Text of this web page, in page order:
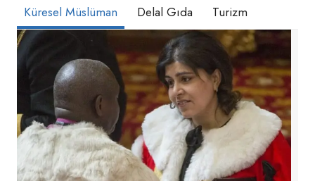
Küresel Müslüman Delal Gıda Turizm